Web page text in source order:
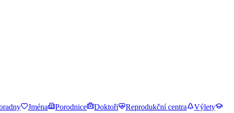
Jména Porodnice Doktoři Reprodukční centra
Výlety